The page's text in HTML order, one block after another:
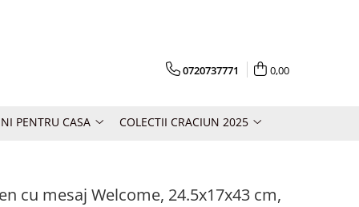
0720737771 0,00
PENTRU CASA COLECTII CRACIUN 2025
cu mesaj Welcome, 24.5x17x43 cm,